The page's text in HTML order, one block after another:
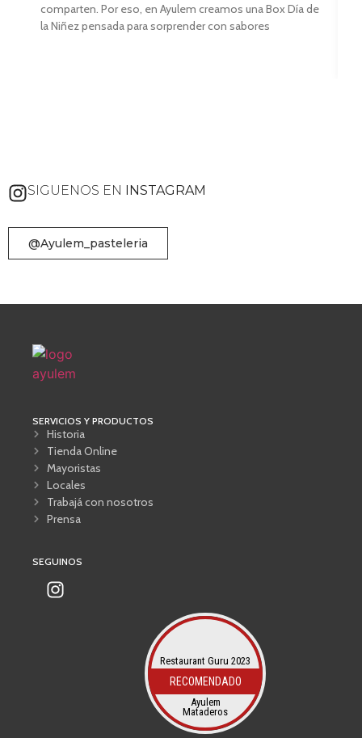
comparten. Por eso, en Ayulem creamos una Box Día de
la Niñez pensada para sorprender con sabores
SIGUENOS EN INSTAGRAM
@Ayulem_pasteleria
SERVICIOS Y PRODUCTOS
Historia
Tienda Online
Mayoristas
Locales
Trabajá con nosotros
Prensa
SEGUINOS
Restaurant Guru 2023
RECOMENDADO
Ayulem
Mataderos